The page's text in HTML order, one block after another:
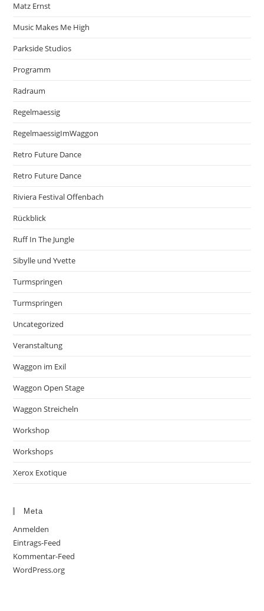
Matz Ernst
Music Makes Me High
Parkside Studios
Programm
Radraum
Regelmaessig
RegelmaessigImWaggon
Retro Future Dance
Retro Future Dance
Riviera Festival Offenbach
Rückblick
Ruff In The Jungle
Sibylle und Yvette
Turmspringen
Turmspringen
Uncategorized
Veranstaltung
Waggon im Exil
Waggon Open Stage
Waggon Streicheln
Workshop
Workshops
Xerox Exotique
Meta
Anmelden
Eintrags-Feed
Kommentar-Feed
WordPress.org